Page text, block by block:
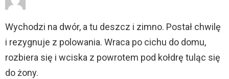
Wychodzi na dwór, a tu deszcz i zimno. Postał chwilę
i rezygnuje z polowania. Wraca po cichu do domu,
rozbiera się i wciska z powrotem pod kołdrę tuląc się
do żony.